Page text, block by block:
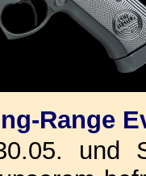
Range
und